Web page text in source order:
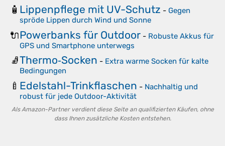
🧴 Lippenpflege mit UV-Schutz - Gegen
spröde Lippen durch Wind und Sonne
🔌Powerbanks für Outdoor - Robuste Akkus für
GPS und Smartphone unterwegs
🧦Thermo‑Socken - Extra warme Socken für kalte
Bedingungen
🍼 Edelstahl-Trinkflaschen - Nachhaltig und
robust für jede Outdoor-Aktivität
Als Amazon-Partner verdient diese Seite an qualifizierten Käufen, ohne
dass Ihnen zusätzliche Kosten entstehen.